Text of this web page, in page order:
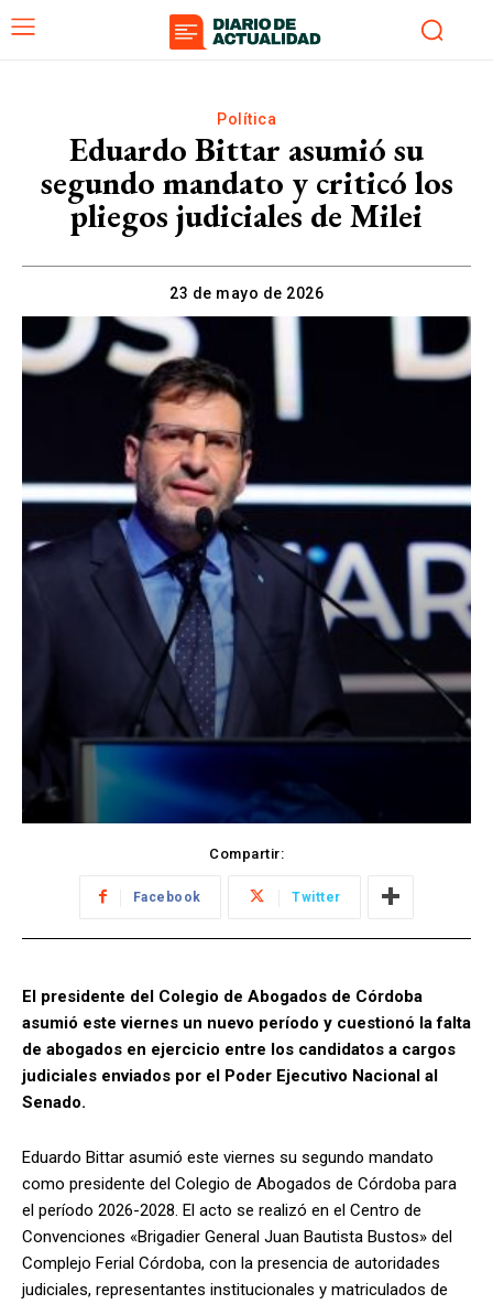
Política
Eduardo Bittar asumió su
segundo mandato y criticó los
pliegos judiciales de Milei
23 de mayo de 2026
Compartir:
Facebook Twitter
El presidente del Colegio de Abogados de Córdoba
asumió este viernes un nuevo período y cuestionó la falta
de abogados en ejercicio entre los candidatos a cargos
judiciales enviados por el Poder Ejecutivo Nacional al
Senado.
Eduardo Bittar asumió este viernes su segundo mandato
como presidente del Colegio de Abogados de Córdoba para
el período 2026-2028. El acto se realizó en el Centro de
Convenciones «Brigadier General Juan Bautista Bustos» del
Complejo Ferial Córdoba, con la presencia de autoridades
judiciales, representantes institucionales y matriculados de